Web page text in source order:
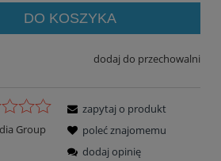
DO KOSZYKA
dodaj do przechowalni
Group
zapytaj o produkt
poleć znajomemu
dodaj opinię